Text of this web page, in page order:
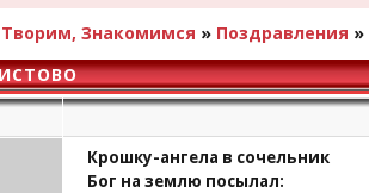
Знакомимся » Поздравления »
Крошку-ангела в сочельник
Бог на землю посылал: